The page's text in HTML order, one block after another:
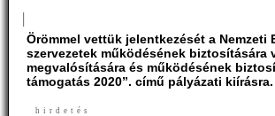
|
Örömmel vettük jelentkezését a Nemzeti
szervezetek működésének biztosítására
megvalósítására és működésének
támogatás 2020”. című pályázati kiírásra.
hirdetés